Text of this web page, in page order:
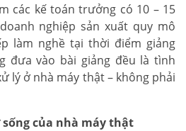
các kế toán trưởng có 10 – 15
nghiệp sản xuất quy mô
làm nghề tại thời điểm giảng
đưa vào bài giảng đều là tình
lý ở nhà máy thật – không phải
của nhà máy thật